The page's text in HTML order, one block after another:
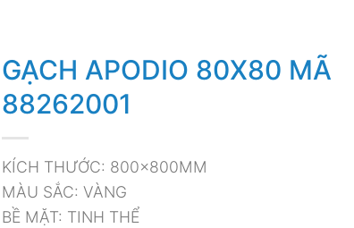
GẠCH APODIO 80X80 MÃ
88262001
KÍCH THƯỚC: 800x800MM
MÀU SẮC: VÀNG
BỀ MẶT: TINH THỂ